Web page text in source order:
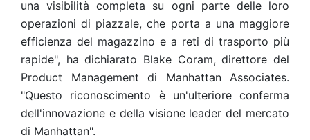
una visibilità completa su ogni parte delle loro
operazioni di piazzale, che porta a una maggiore
efficienza del magazzino e a reti di trasporto più
rapide", ha dichiarato Blake Coram, direttore del
Product Management di Manhattan Associates.
"Questo riconoscimento è un'ulteriore conferma
dell'innovazione e della visione leader del mercato
di Manhattan".